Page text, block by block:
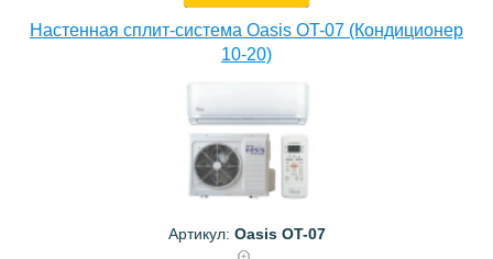
Настенная сплит-система Oasis OT-07 (Кондиционер
10-20)
Артикул: Oasis OT-07